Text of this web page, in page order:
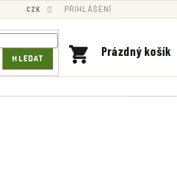
CZK PŘIHLÁŠENÍ
HLEDAT
NÁKUPNÍ
Prázdný košík